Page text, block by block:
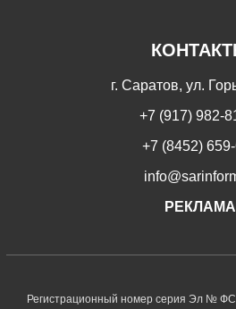
г. Саратов, ул.
+7 (917) 982-
+7 (8452)
РЕКЛАМА
Регистрационный номер серия Эл №